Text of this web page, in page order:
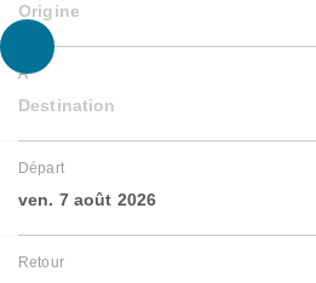
Origine
À
Destination
Départ
ven. 7 août 2026
Retour